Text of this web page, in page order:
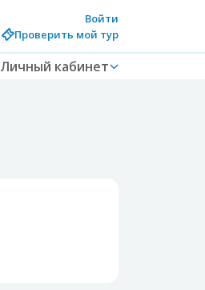
Войти
Проверить мой тур
Личный кабинет